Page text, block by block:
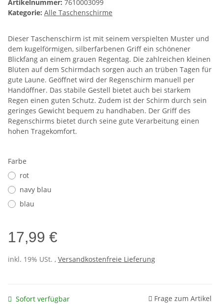
Artikelnummer: 7610003099
Kategorie: Alle Taschenschirme
Dieser Taschenschirm ist mit seinem verspielten Muster und
dem kugelförmigen, silberfarbenen Griff ein schönener
Blickfang an einem grauen Regentag. Die zahlreichen kleinen
Blüten auf dem Schirmdach sorgen auch an trüben Tagen für
gute Laune. Geöffnet wird der Regenschirm manuell per
Handöffner. Das stabile Gestell bietet auch bei starkem
Regen einen guten Schutz. Zudem ist der Schirm durch sein
geringes Gewicht bequem zu handhaben. Der Griff des
Regenschirms bietet durch seine gute Verarbeitung einen
hohen Tragekomfort.
Farbe
rot
navy blau
blau
17,99 €
inkl. 19% USt. , Versandkostenfreie Lieferung
Sofort verfügbar Frage zum Artikel